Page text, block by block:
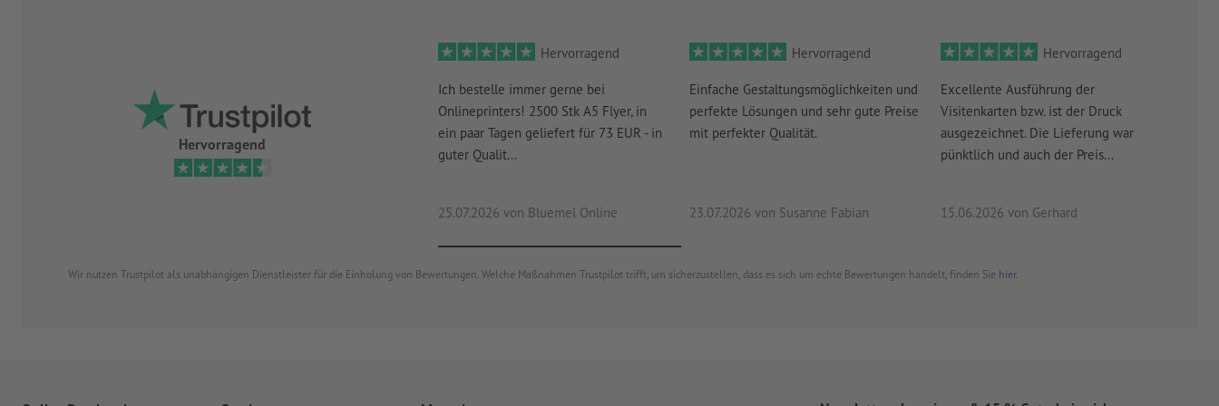
Hervorragend
Hervorragend
Ich bestelle immer gerne bei
Onlineprinters! 2500 Stk A5 Flyer, in
ein paar Tagen geliefert für 73 EUR - in
guter Qualit...
25.07.2026 von Bluemel Online
Hervorragend
Einfache Gestaltungsmöglichkeiten und
perfekte Lösungen und sehr gute Preise
mit perfekter Qualität.
23.07.2026 von Susanne Fabian
Hervorragend
Excellente Ausführung der
Visitenkarten bzw. ist der Druck
ausgezeichnet. Die Lieferung war
pünktlich und auch der Preis...
15.06.2026 von Gerhard
Wir nutzen Trustpilot als unabhängigen Dienstleister für die Einholung von Bewertungen. Welche Maßnahmen Trustpilot trifft, um sicherzustellen, dass es sich um echte Bewertungen handelt, finden Sie hier.